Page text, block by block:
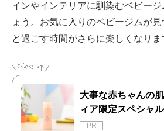
インやインテリアに馴染むベビー
ょう。お気に入りのベビージムが
と過ごす時間がさらに楽しくなりま
大事な赤ちゃんの
ィア限定スペシャ
PR